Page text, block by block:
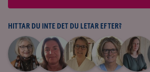
&
svar
HITTAR DU INTE DET DU LETAR EFTER?
Aina
Johnsson
|
Anne
Andersson
Fredrika
Killander
|
Jeanette
Bäcklund
|
Maria
Edegran
|